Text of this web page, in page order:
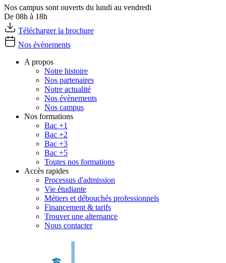
Nos campus sont ouverts du lundi au vendredi
De 08h à 18h
Télécharger la brochure
Nos évènements
A propos
Notre histoire
Nos partenaires
Notre actualité
Nos évènements
Nos campus
Nos formations
Bac +1
Bac +2
Bac +3
Bac +5
Toutes nos formations
Accès rapides
Processus d'admission
Vie étudiante
Métiers et débouchés professionnels
Financement & tarifs
Trouver une alternance
Nous contacter